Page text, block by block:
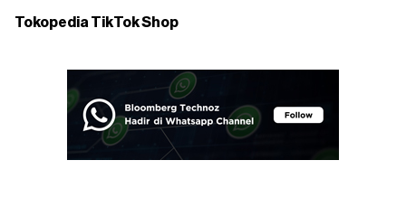
Tokopedia TikTok Shop